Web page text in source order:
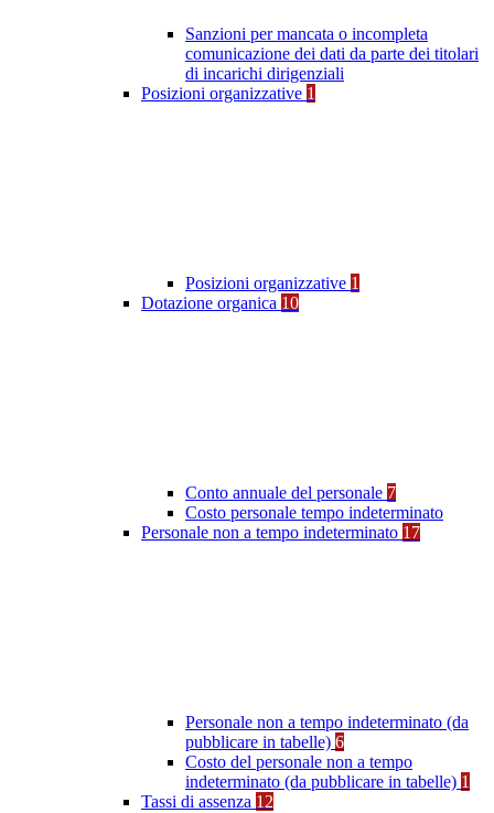
Sanzioni per mancata o incompleta
comunicazione dei dati da parte dei titolari
di incarichi dirigenziali
Posizioni organizzative 1
Posizioni organizzative 1
Dotazione organica 10
Conto annuale del personale 7
Costo personale tempo indeterminato
Personale non a tempo indeterminato 17
Personale non a tempo indeterminato (da
pubblicare in tabelle) 6
Costo del personale non a tempo
indeterminato (da pubblicare in tabelle) 1
Tassi di assenza 12